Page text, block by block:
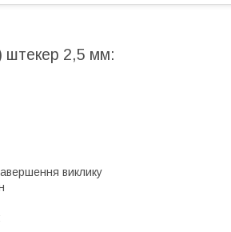
штекер 2,5 мм:
виклику